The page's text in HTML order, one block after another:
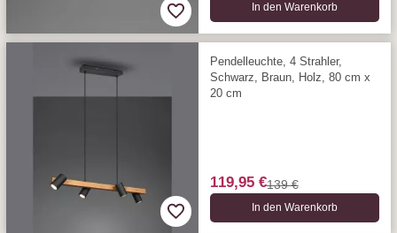
In den Warenkorb
Pendelleuchte, 4 Strahler,
Schwarz, Braun, Holz, 80 cm x
20 cm
119,95 €139 €
In den Warenkorb